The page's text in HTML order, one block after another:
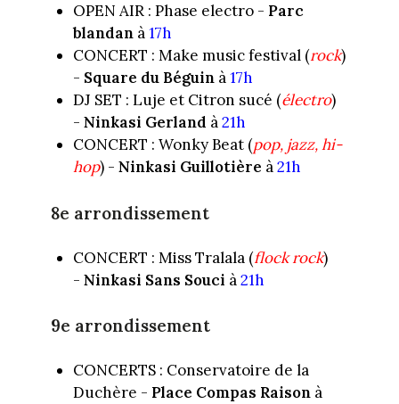
OPEN AIR : Phase electro - Parc
blandan à17h
CONCERT : Make music festival (rock)
- Square du Béguin à17h
DJ SET : Luje et Citron sucé (électro)
- Ninkasi Gerland à21h
CONCERT : Wonky Beat (pop, jazz, hi-
hop) - Ninkasi Guillotière à21h
8e arrondissement
CONCERT : Miss Tralala (flock rock)
- Ninkasi Sans Souci à21h
9e arrondissement
CONCERTS : Conservatoire de la
Duchère - Place Compas Raison à